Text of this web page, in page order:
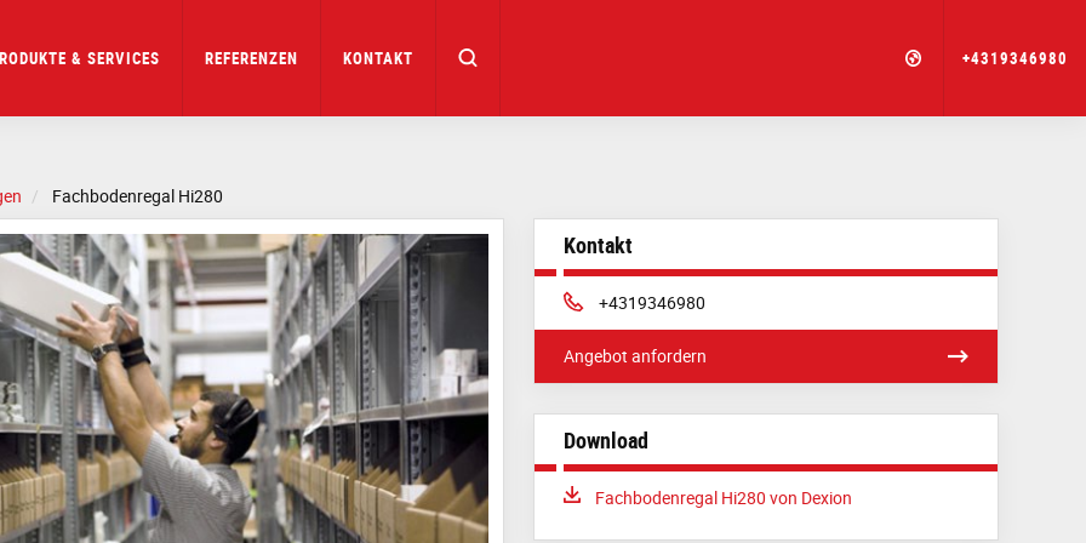
& SERVICES REFERENZEN KONTAKT +4319346980
Fachbodenregal Hi280
Kontakt
Phone:
+4319346980
Angebot anfordern
Download
Download:
Fachbodenregal Hi280 von Dexion